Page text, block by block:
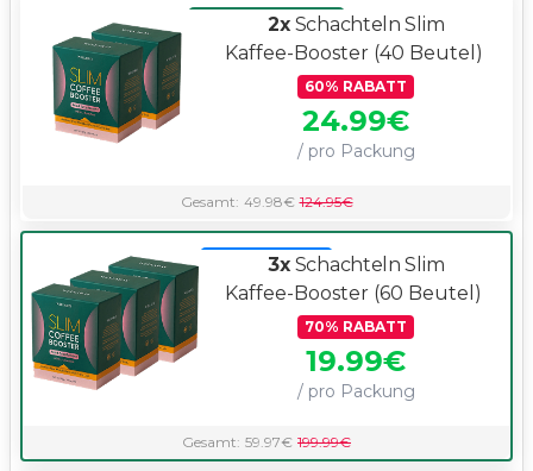
MEISTVERKAUFT
2x Schachteln Slim
Kaffee-Booster (40 Beutel)
60% RABATT
24.99€
/ pro Packung
Gesamt: 49.98€ 124.95€
BESTER PREIS
3x Schachteln Slim
Kaffee-Booster (60 Beutel)
70% RABATT
19.99€
/ pro Packung
Gesamt: 59.97€ 199.99€